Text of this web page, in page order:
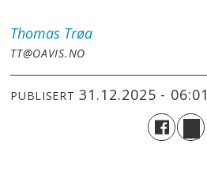
Thomas Trøa
TT@OAVIS.NO
PUBLISERT 31.12.2025 - 06:01